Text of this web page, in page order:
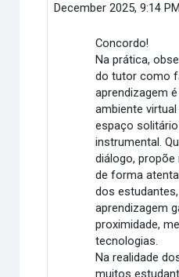
December 2025, 9:14 PM
Concordo!
Na prática,
do tutor como
aprendizagem
ambiente
espaço
instrumental.
diálogo,
de forma
dos
aprendizagem
proximidade,
tecnologias.
Na realidade
muitos